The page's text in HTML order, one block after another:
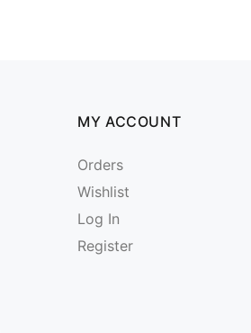
MY ACCOUNT
Orders
Wishlist
Log In
Register